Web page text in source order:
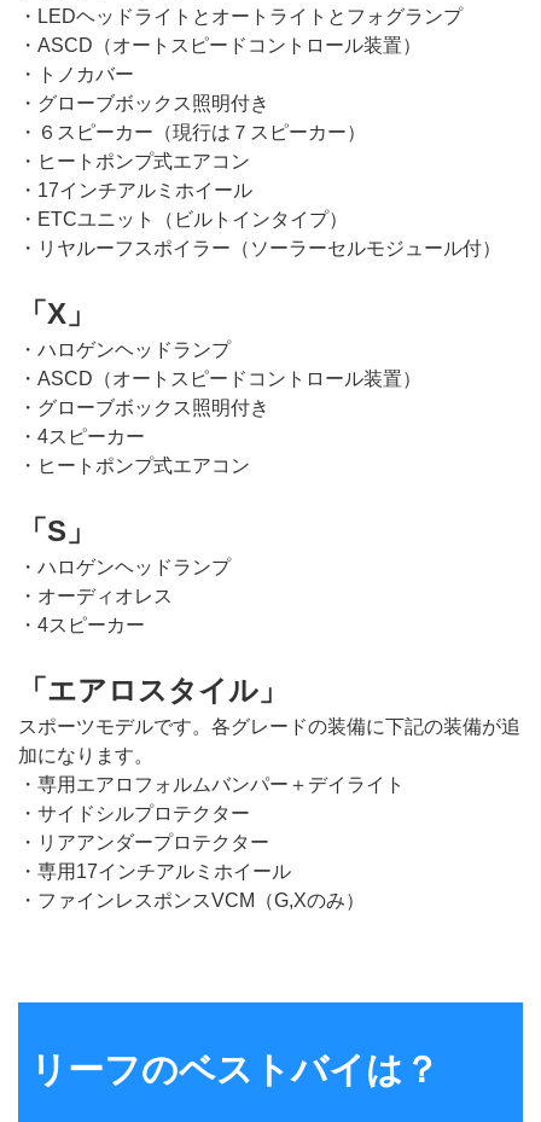
・LEDヘッドライトとオートライトとフォグランプ
・ASCD（オートスピードコントロール装置）
・トノカバー
・グローブボックス照明付き
・６スピーカー（現行は７スピーカー）
・ヒートポンプ式エアコン
・17インチアルミホイール
・ETCユニット（ビルトインタイプ）
・リヤルーフスポイラー（ソーラーセルモジュール付）
「X」
・ハロゲンヘッドランプ
・ASCD（オートスピードコントロール装置）
・グローブボックス照明付き
・4スピーカー
・ヒートポンプ式エアコン
「S」
・ハロゲンヘッドランプ
・オーディオレス
・4スピーカー
「エアロスタイル」
スポーツモデルです。各グレードの装備に下記の装備が追
加になります。
・専用エアロフォルムバンパー＋デイライト
・サイドシルプロテクター
・リアアンダープロテクター
・専用17インチアルミホイール
・ファインレスポンスVCM（G,Xのみ）
リーフのベストバイは？